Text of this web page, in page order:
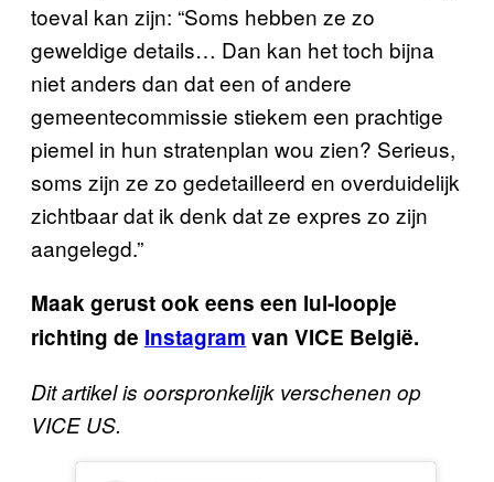
toeval kan zijn: “Soms hebben ze zo
geweldige details… Dan kan het toch bijna
niet anders dan dat een of andere
gemeentecommissie stiekem een prachtige
piemel in hun stratenplan wou zien? Serieus,
soms zijn ze zo gedetailleerd en overduidelijk
zichtbaar dat ik denk dat ze expres zo zijn
aangelegd.”
Maak gerust ook eens een lul-loopje
richting de Instagram van VICE België.
Dit artikel is oorspronkelijk verschenen op
VICE US.